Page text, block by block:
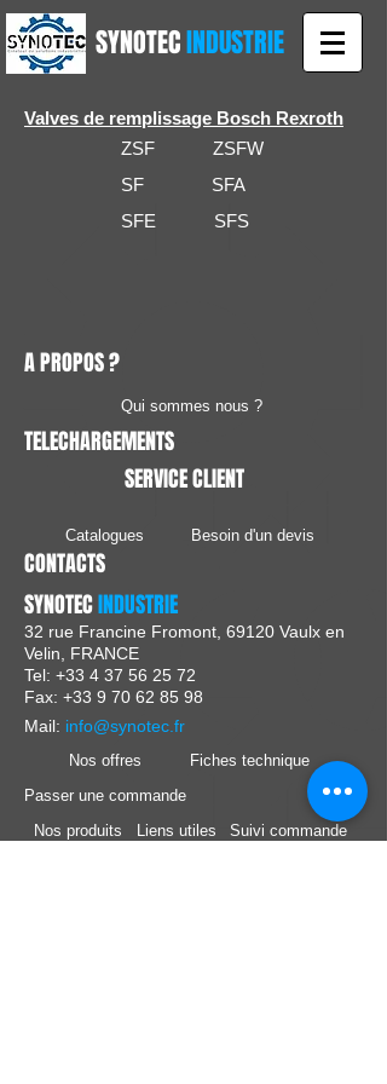
SYNOTECINDUSTRIE
Valves de remplissage Bosch Rexroth
ZSF ZSFW
SF SFA
SFE SFS
A PROPOS ?
Qui sommes nous ?
TELECHARGEMENTS
SERVICE CLIENT
Catalogues Besoin d'un devis
CONTACTS
SYNOTECINDUSTRIE
32 rue Francine Fromont, 69120 Vaulx en
Velin, FRANCE
Tel: +33 4 37 56 25 72
Fax: +33 9 70 62 85 98
Mail: info@synotec.fr
Nos offres
Fiches technique
Passer une commande
Nos produits
Liens utiles Suivi commande